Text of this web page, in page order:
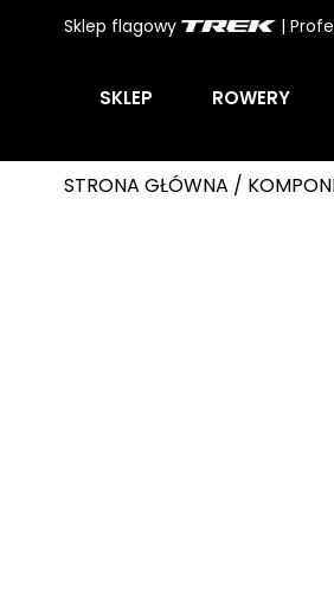
Sklep flagowy |
SKLEP ROWERY
STRONA GŁÓWNA /